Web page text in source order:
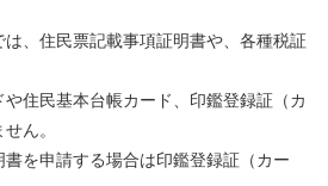
、住民票記載事項証明書や、各種税証
住民基本台帳カード、印鑑登録証（カ
ん。
を申請する場合は印鑑登録証（カー